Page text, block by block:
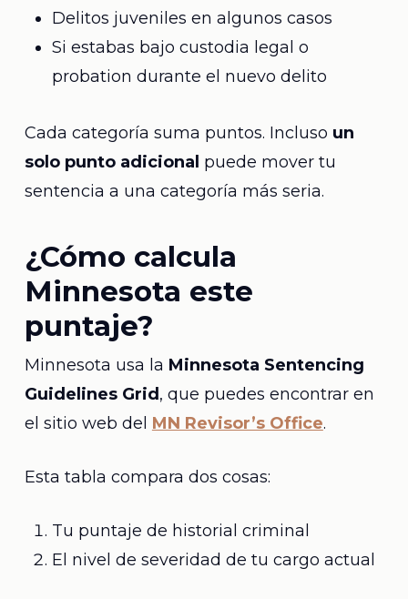
Delitos juveniles en algunos casos
Si estabas bajo custodia legal o
probation durante el nuevo delito
Cada categoría suma puntos. Incluso un
solo punto adicional puede mover tu
sentencia a una categoría más seria.
¿Cómo calcula
Minnesota este
puntaje?
Minnesota usa la Minnesota Sentencing
Guidelines Grid , que puedes encontrar en
el sitio web del MN Revisor’s Office.
Esta tabla compara dos cosas:
Tu puntaje de historial criminal
El nivel de severidad de tu cargo actual